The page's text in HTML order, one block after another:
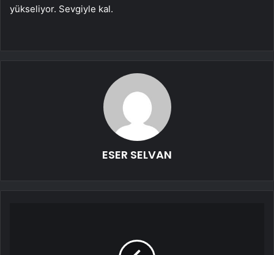
yükseliyor. Sevgiyle kal.
ESER SELVAN